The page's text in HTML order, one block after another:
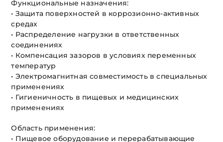
Функциональные назначения:
• Защита поверхностей в коррозионно-активных
средах
• Распределение нагрузки в ответственных
соединениях
• Компенсация зазоров в условиях переменных
температур
• Электромагнитная совместимость в специальных
применениях
• Гигиеничность в пищевых и медицинских
применениях
Область применения:
• Пищевое оборудование и перерабатывающие